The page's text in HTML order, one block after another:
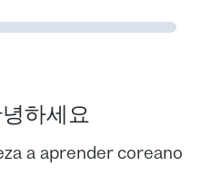
하세요
a aprender coreano